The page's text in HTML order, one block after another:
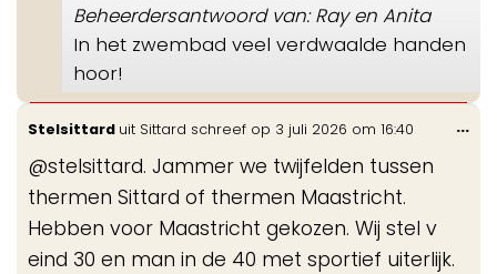
Beheerdersantwoord van: Ray en Anita
In het zwembad veel verdwaalde handen
hoor!
Stelsittard uit Sittard schreef op 3 juli 2026 om 16:40
@stelsittard. Jammer we twijfelden tussen
thermen Sittard of thermen Maastricht.
Hebben voor Maastricht gekozen. Wij stel v
eind 30 en man in de 40 met sportief uiterlijk.
...